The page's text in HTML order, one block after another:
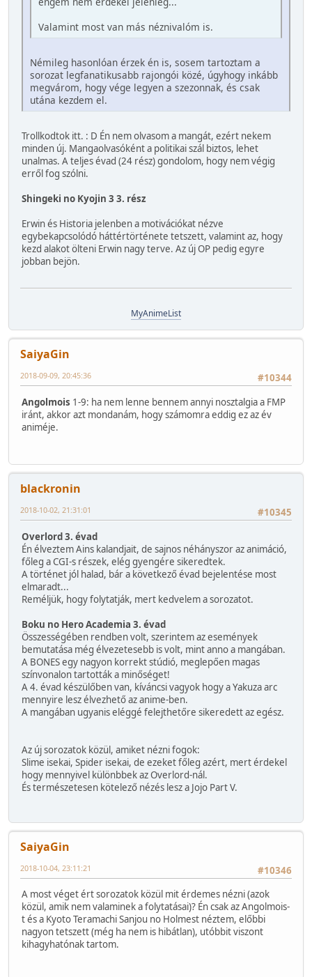
Valamint most van más néznivalóm is.
Némileg hasonlóan érzek én is, sosem tartoztam a
sorozat legfanatikusabb rajongói közé, úgyhogy inkább
megvárom, hogy vége legyen a szezonnak, és csak
utána kezdem el.
Trollkodtok itt. : D Én nem olvasom a mangát, ezért nekem
minden új. Mangaolvasóként a politikai szál biztos, lehet
unalmas. A teljes évad (24 rész) gondolom, hogy nem végig
erről fog szólni.
Shingeki no Kyojin 3 3. rész
Erwin és Historia jelenben a motivációkat nézve
egybekapcsolódó háttértörténete tetszett, valamint az, hogy
kezd alakot ölteni Erwin nagy terve. Az új OP pedig egyre
jobban bejön.
MyAnimeList
SaiyaGin
#10344
2018-09-09, 20:45:36
Angolmois 1-9: ha nem lenne bennem annyi nosztalgia a FMP
iránt, akkor azt mondanám, hogy számomra eddig ez az év
animéje.
blackronin
#10345
2018-10-02, 21:31:01
Overlord 3. évad
Én élveztem Ains kalandjait, de sajnos néhányszor az animáció,
főleg a CGI-s részek, elég gyengére sikeredtek.
A történet jól halad, bár a következő évad bejelentése most
elmaradt...
Reméljük, hogy folytatják, mert kedvelem a sorozatot.
Boku no Hero Academia 3. évad
Összességében rendben volt, szerintem az események
bemutatása még élvezetesebb is volt, mint anno a mangában.
A BONES egy nagyon korrekt stúdió, meglepően magas
színvonalon tartották a minőséget!
A 4. évad készülőben van, kíváncsi vagyok hogy a Yakuza arc
mennyire lesz élvezhető az anime-ben.
A mangában ugyanis eléggé felejthetőre sikeredett az egész.
Az új sorozatok közül, amiket nézni fogok:
Slime isekai, Spider isekai, de ezeket főleg azért, mert érdekel
hogy mennyivel különbbek az Overlord-nál.
És természetesen kötelező nézés lesz a Jojo Part V.
SaiyaGin
#10346
2018-10-04, 23:11:21
A most véget ért sorozatok közül mit érdemes nézni (azok
közül, amik nem valaminek a folytatásai)? Én csak az Angolmois-
t és a Kyoto Teramachi Sanjou no Holmest néztem, előbbi
nagyon tetszett (még ha nem is hibátlan), utóbbit viszont
kihagyhatónak tartom.